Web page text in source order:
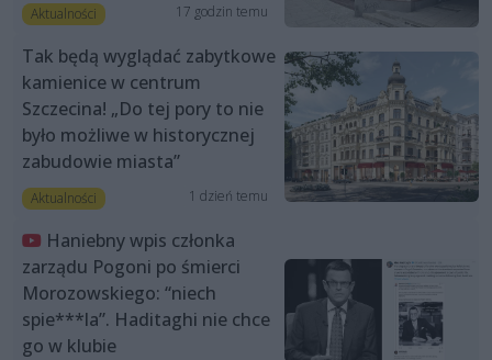
Aktualności 17 godzin temu
Tak będą wyglądać zabytkowe
kamienice w centrum
Szczecina! „Do tej pory to nie
było możliwe w historycznej
zabudowie miasta”
Aktualności 1 dzień temu
Haniebny wpis członka
zarządu Pogoni po śmierci
Morozowskiego: “niech
spie***la”. Haditaghi nie chce
go w klubie